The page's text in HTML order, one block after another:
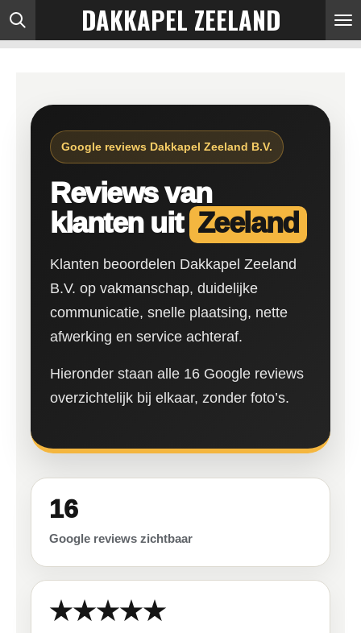
Ga
direct
DAKKAPEL ZEELAND
Google reviews Dakkapel Zeeland B.V.
Reviews van
klanten uit Zeeland
Klanten beoordelen Dakkapel Zeeland
B.V. op vakmanschap, duidelijke
communicatie, snelle plaatsing, nette
afwerking en service achteraf.
Hieronder staan alle 16 Google reviews
overzichtelijk bij elkaar, zonder foto’s.
16
Google reviews zichtbaar
★★★★★